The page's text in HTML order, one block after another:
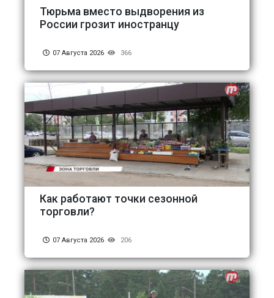
Тюрьма вместо выдворения из
России грозит иностранцу
07 Августа 2026 366
Как работают точки сезонной
торговли?
07 Августа 2026 206